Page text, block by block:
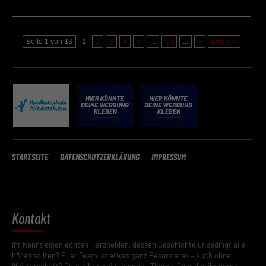
Seite 1 von 13 1 2 3 4 5 ... 10 ... » Letzte »
STARTSEITE DATENSCHUTZERKLÄRUNG IMPRESSUM
Kontakt
Ihr Kennt einen echten Harzhelden, dessen Geschichte unbedingt alle
hören sollten? Euer Team ist etwas ganz Besonderes – auch ohne
Essenziell (2)
einwandfreie Funktion der Website erforderlich.
Cookie-Informationen anzeigen
Datenschutzerklärung